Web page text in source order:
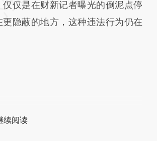
仅仅是在财新记者曝光的倒泥点停
更隐蔽的地方，这种违法行为仍在
续阅读